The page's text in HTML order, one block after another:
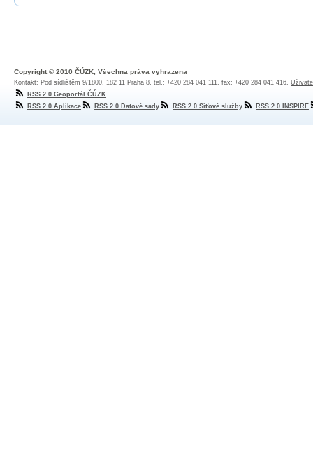
Copyright © 2010 ČÚZK, Všechna práva vyhrazena
Kontakt: Pod sídlištěm 9/1800, 182 11 Praha 8, tel.: +420 284 041 111, fax: +420 284 041 416,
RSS 2.0 Geoportál ČÚZK
RSS 2.0 Aplikace
RSS 2.0 Datové sady RSS 2.0 Síťové služby RSS 2.0 INSPIRE